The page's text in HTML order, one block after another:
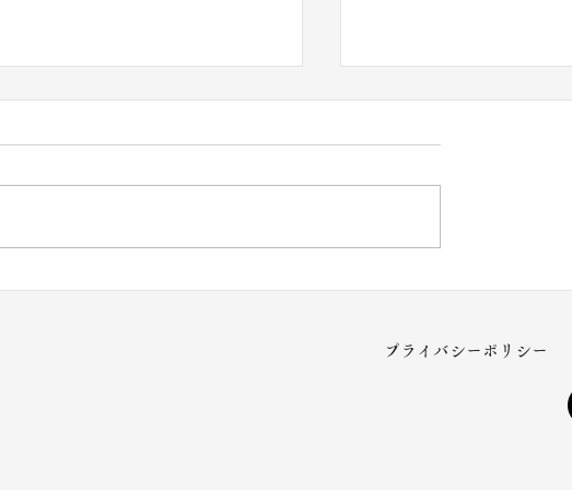
はんどめいどＣＬＡＳＳフリ
プライバシーポリシー